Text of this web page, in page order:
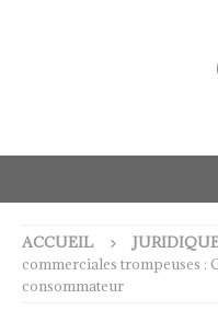
ACCUEIL
commerciales trompeuses :
consommateur